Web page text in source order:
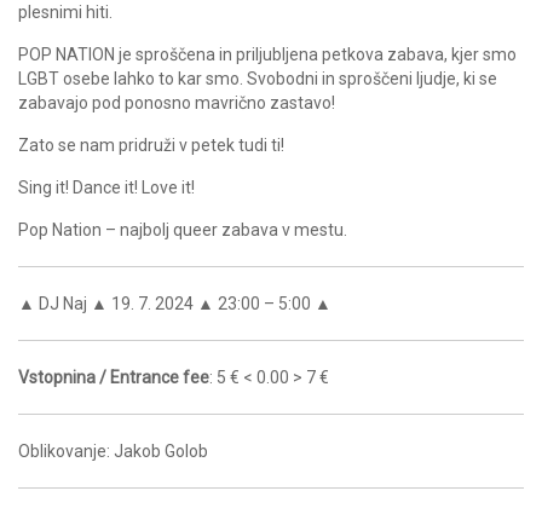
plesnimi hiti.
POP NATION je sproščena in priljubljena petkova zabava, kjer smo
LGBT osebe lahko to kar smo. Svobodni in sproščeni ljudje, ki se
zabavajo pod ponosno mavrično zastavo!
Zato se nam pridruži v petek tudi ti!
Sing it! Dance it! Love it!
Pop Nation – najbolj queer zabava v mestu.
▲ DJ Naj ▲ 19. 7. 2024 ▲ 23:00 – 5:00 ▲
Vstopnina / Entrance fee: 5 € < 0.00 > 7 €
Oblikovanje: Jakob Golob